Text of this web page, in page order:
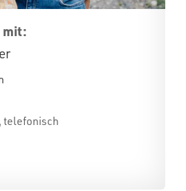
mit:
telefonisch